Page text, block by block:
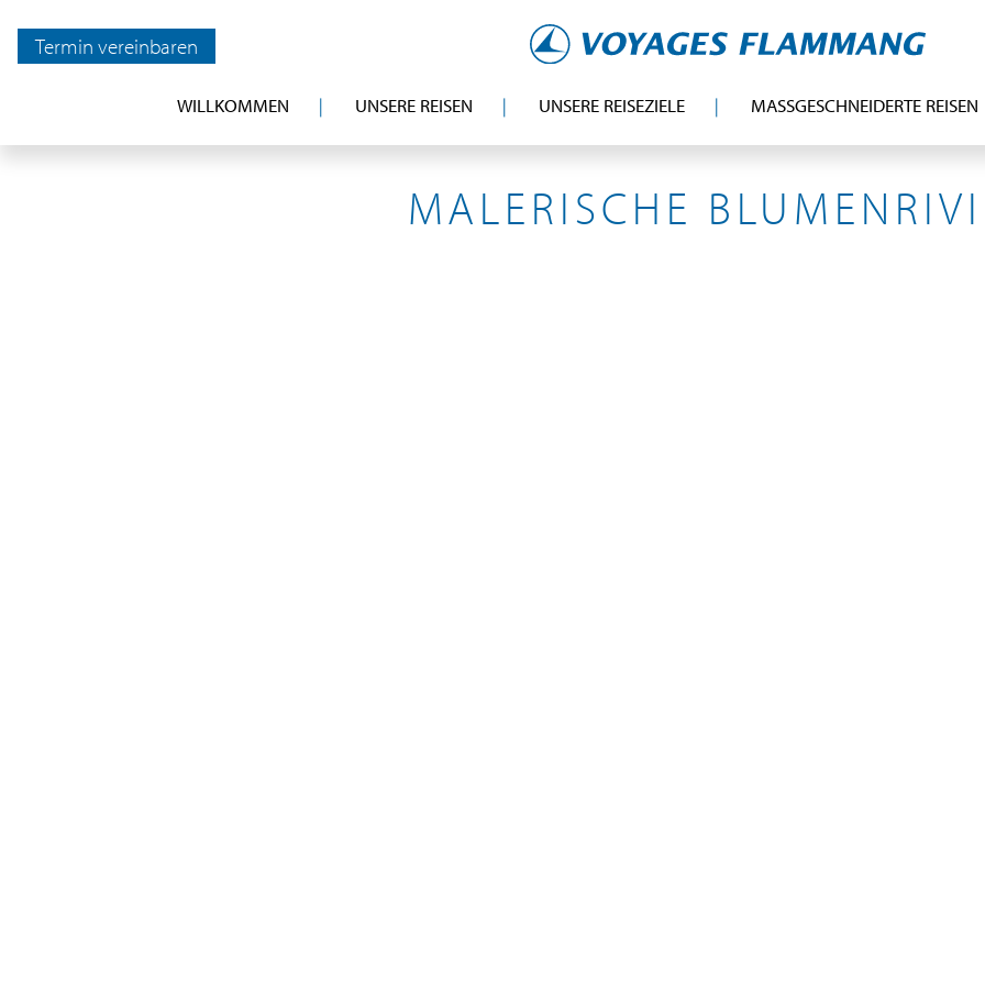
Termin vereinbaren
WILLKOMMEN UNSERE REISEN UNSERE REISEZIELE MASSGESCHNEIDERTE REISEN
MALERISCHE